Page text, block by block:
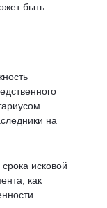
быть
на
исковой
как